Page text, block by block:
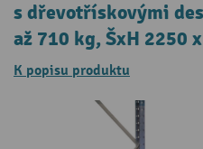
s dřevotřískovými
až 710 kg, ŠxH 2250
K popisu produktu